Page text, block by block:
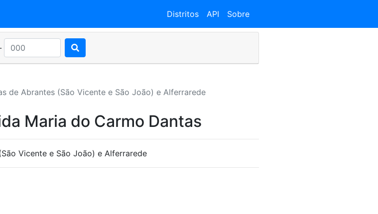
Distritos API Sobre
de Abrantes (São Vicente e São João) e Alferrarede
Maria do Carmo Dantas
Vicente e São João) e Alferrarede